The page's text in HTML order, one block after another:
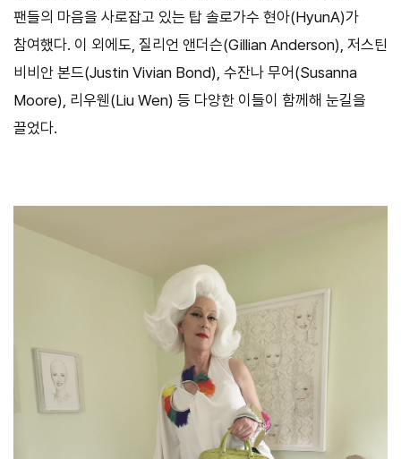
팬들의 마음을 사로잡고 있는 탑 솔로가수 현아(HyunA)가
참여했다. 이 외에도, 질리언 앤더슨(Gillian Anderson), 저스틴
비비안 본드(Justin Vivian Bond), 수잔나 무어(Susanna
Moore), 리우웬(Liu Wen) 등 다양한 이들이 함께해 눈길을
끌었다.